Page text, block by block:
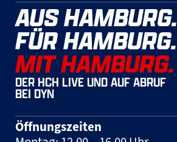
AUS HAMBURG.
FÜR HAMBURG.
MIT HAMBURG.
DER HCH LIVE UND AUF ABRUF
BEI DYN
Öffnungszeiten